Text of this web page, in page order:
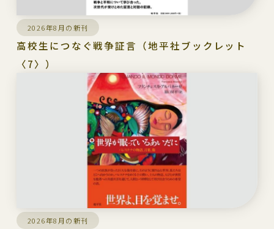
2026年8月の新刊
高校生につなぐ戦争証言（地平社ブックレット
〈7〉）
2026年8月の新刊